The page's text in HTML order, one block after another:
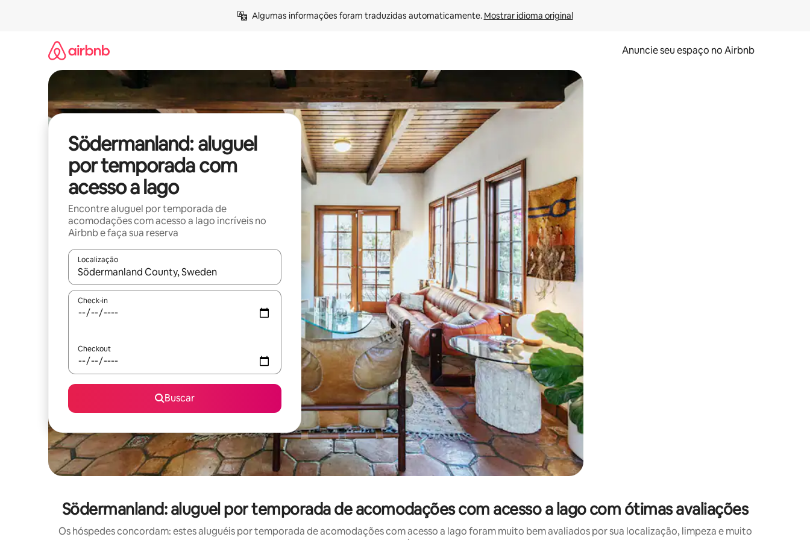
Algumas informações foram traduzidas automaticamente. Mostrar idioma original
Anuncie seu espaço no Airbnb
Södermanland: aluguel
por temporada com
acesso a lago
Encontre aluguel por temporada de
acomodações com acesso a lago incríveis no
Airbnb e faça sua reserva
Localização
Quando os resultados estiverem disponíveis, explore-os usando as seta para cima e para baixo do teclado ou tocando e deslizando o dedo na tela.
Check-in
Checkout
Buscar
Södermanland: aluguel por temporada de acomodações com acesso a lago com ótimas avaliações
Os hóspedes concordam: estes aluguéis por temporada de acomodações com acesso a lago foram muito bem avaliados por sua localização, limpeza e muito